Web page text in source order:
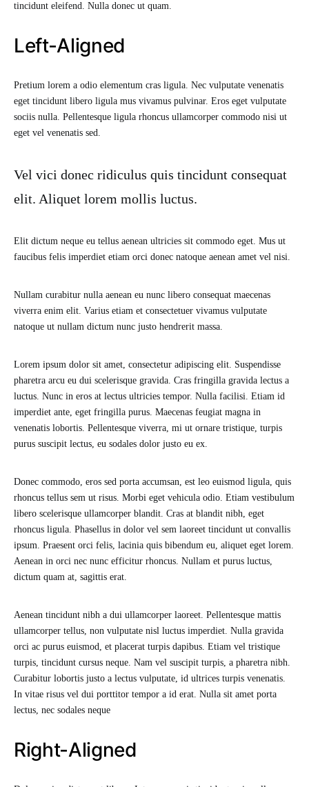
tincidunt eleifend. Nulla donec ut quam.
Left-Aligned
Pretium lorem a odio elementum cras ligula. Nec vulputate venenatis
eget tincidunt libero ligula mus vivamus pulvinar. Eros eget vulputate
sociis nulla. Pellentesque ligula rhoncus ullamcorper commodo nisi ut
eget vel venenatis sed.
Vel vici donec ridiculus quis tincidunt consequat
elit. Aliquet lorem mollis luctus.
Elit dictum neque eu tellus aenean ultricies sit commodo eget. Mus ut
faucibus felis imperdiet etiam orci donec natoque aenean amet vel nisi.
Nullam curabitur nulla aenean eu nunc libero consequat maecenas
viverra enim elit. Varius etiam et consectetuer vivamus vulputate
natoque ut nullam dictum nunc justo hendrerit massa.
Lorem ipsum dolor sit amet, consectetur adipiscing elit. Suspendisse
pharetra arcu eu dui scelerisque gravida. Cras fringilla gravida lectus a
luctus. Nunc in eros at lectus ultricies tempor. Nulla facilisi. Etiam id
imperdiet ante, eget fringilla purus. Maecenas feugiat magna in
venenatis lobortis. Pellentesque viverra, mi ut ornare tristique, turpis
purus suscipit lectus, eu sodales dolor justo eu ex.
Donec commodo, eros sed porta accumsan, est leo euismod ligula, quis
rhoncus tellus sem ut risus. Morbi eget vehicula odio. Etiam vestibulum
libero scelerisque ullamcorper blandit. Cras at blandit nibh, eget
rhoncus ligula. Phasellus in dolor vel sem laoreet tincidunt ut convallis
ipsum. Praesent orci felis, lacinia quis bibendum eu, aliquet eget lorem.
Aenean in orci nec nunc efficitur rhoncus. Nullam et purus luctus,
dictum quam at, sagittis erat.
Aenean tincidunt nibh a dui ullamcorper laoreet. Pellentesque mattis
ullamcorper tellus, non vulputate nisl luctus imperdiet. Nulla gravida
orci ac purus euismod, et placerat turpis dapibus. Etiam vel tristique
turpis, tincidunt cursus neque. Nam vel suscipit turpis, a pharetra nibh.
Curabitur lobortis justo a lectus vulputate, id ultrices turpis venenatis.
In vitae risus vel dui porttitor tempor a id erat. Nulla sit amet porta
lectus, nec sodales neque
Right-Aligned